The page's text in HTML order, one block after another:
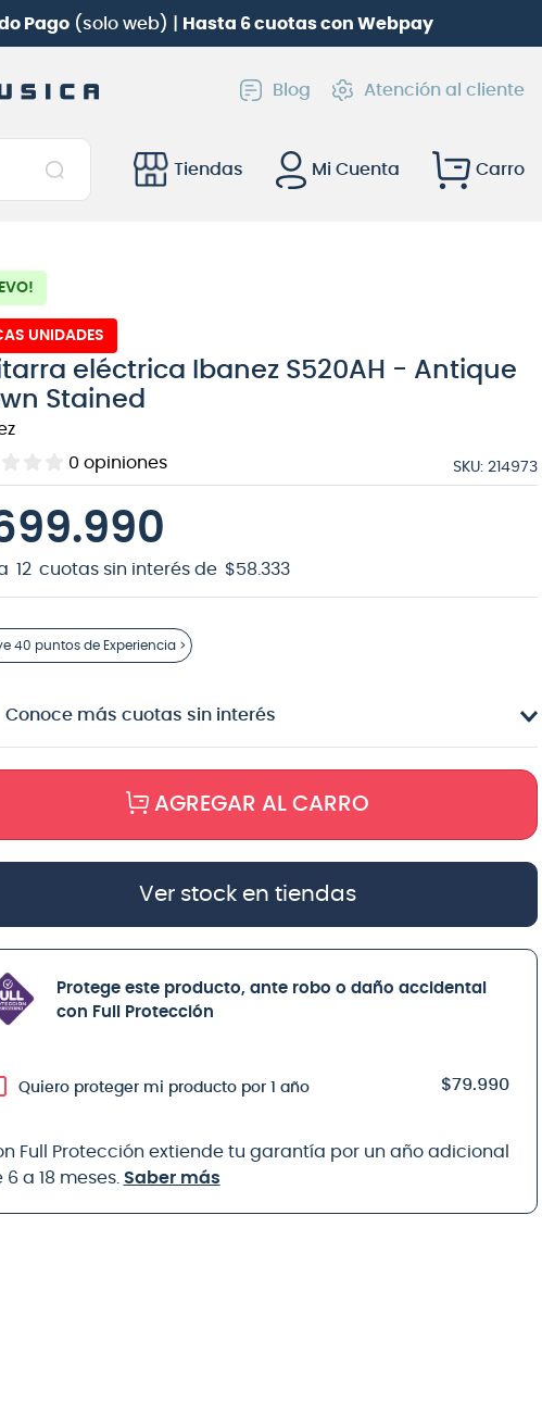
(solo web) |Hasta 6 cuotas con Webpay
Blog Atención al cliente
Tiendas
Mi Cuenta
UNIDADES
eléctrica Ibanez S520AH - Antique
Stained
0 opiniones SKU: 214973
.990
12 cuotas sin interés de $58.333
40 puntosde Experiencia >
Conoce más cuotas sin interés
AGREGAR AL CARRO
Ver stock en tiendas
Protege este producto, ante robo o daño accidental
con Full Protección
Quiero proteger mi producto por 1 año $79.990
Full Protección extiende tu garantía por un año adicional
6 a 18 meses. Saber más